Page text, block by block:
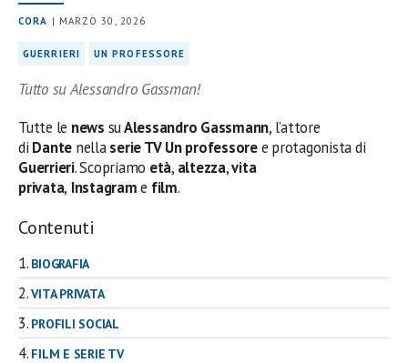
CORA | MARZO 30, 2026
GUERRIERI UN PROFESSORE
Tutto su Alessandro Gassman!
Tutte le news suAlessandro Gassmann, l’attore
di Dante nellaserie TV Un professoree protagonista di
Guerrieri. Scopriamo età, altezza,vita
privata, Instagrame film.
Contenuti
BIOGRAFIA
VITA PRIVATA
PROFILI SOCIAL
FILM E SERIE TV